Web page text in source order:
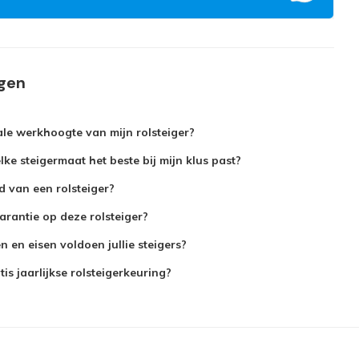
werkhoogte van mijn rolsteiger?
steigermaat het beste bij mijn klus past?
van een rolsteiger?
op deze rolsteiger?
en eisen voldoen jullie steigers?
jaarlijkse rolsteigerkeuring?